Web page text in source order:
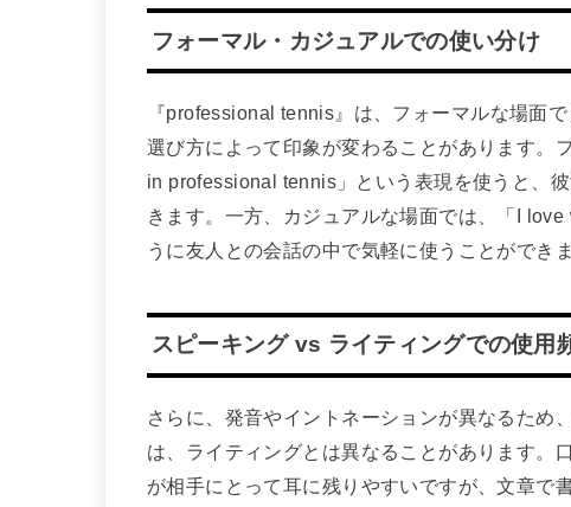
フォーマル・カジュアルでの使い分け
『professional tennis』は、フォーマルな場面
選び方によって印象が変わることがあります。
in professional tennis」という表現を使うと、
きます。一方、カジュアルな場面では、「I
うに友人との会話の中で気軽に使うことができ
スピーキング vs ライティングでの使用
さらに、発音やイントネーションが異なるた
は、ライティングとは異なることがあります。
が相手にとって耳に残りやすいですが、文章で